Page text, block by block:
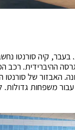
ישיבה ו-4 יחידות הנעה שונות.
ההיברידית. רכב
האבזור של
עבור משפחות